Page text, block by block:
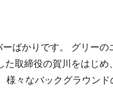
ばかりです。 グリーの
取締役の賀川をはじめ
様々なバックグラウンド